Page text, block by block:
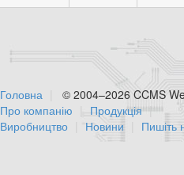
© 2004–2026 CCMS
Головна
Про компанію
Продукція
Виробництво
Новини Пишіть